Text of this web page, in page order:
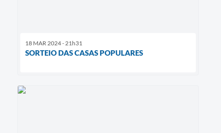
18 MAR 2024 - 21h31
SORTEIO DAS CASAS POPULARES